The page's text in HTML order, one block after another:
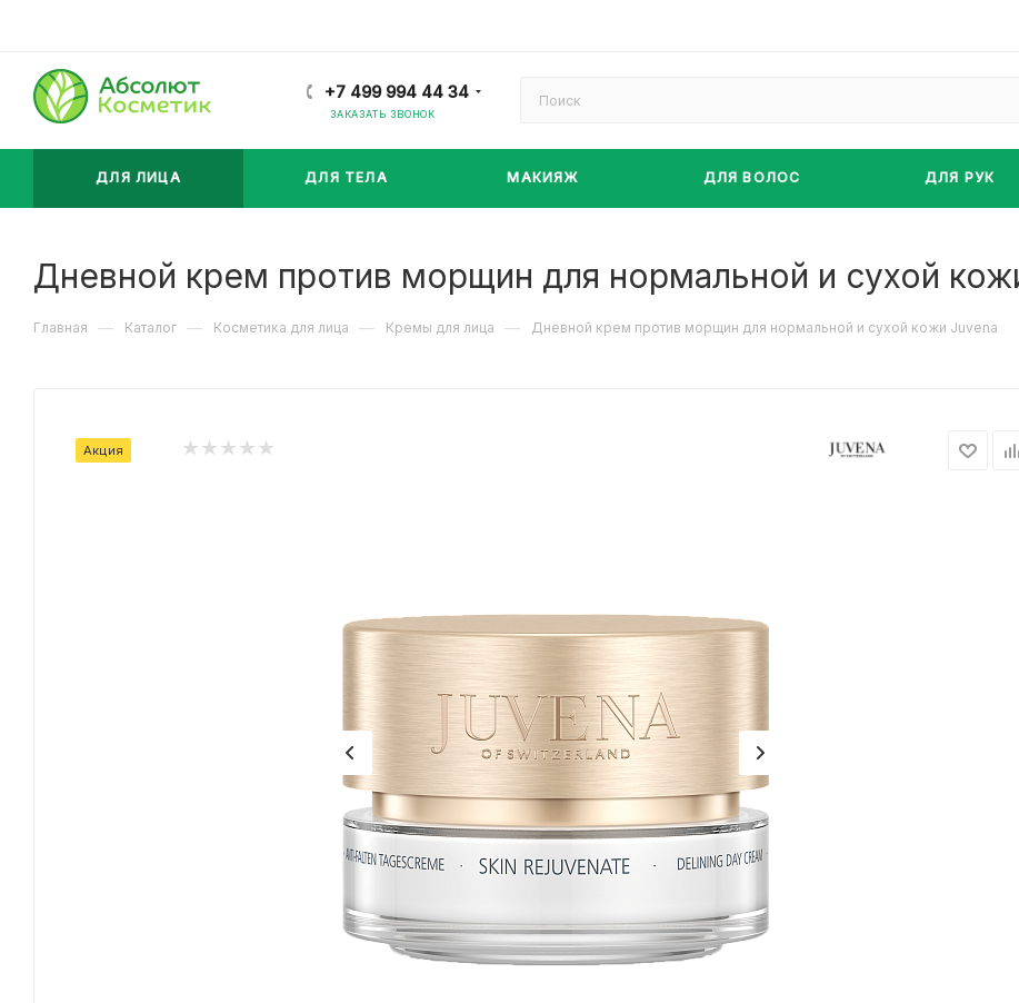
+7 499 994 44 34
ЗАКАЗАТЬ ЗВОНОК
ДЛЯ ЛИЦА ДЛЯ ТЕЛА МАКИЯЖ ДЛЯ ВОЛОС ДЛЯ РУК
Дневной крем против морщин для нормальной и сухой
Главная — Каталог — Косметика для лица — Кремы для лица — Дневной крем против морщин для нормальной и сухой кожи Juvena
Акция